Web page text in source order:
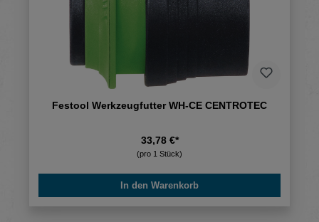
Festool Werkzeugfutter WH-CE CENTROTEC
33,78 €*
(pro 1 Stück)
In den Warenkorb